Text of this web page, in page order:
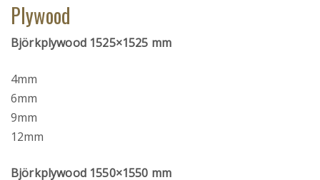
Plywood
Björkplywood 1525×1525 mm
4mm
6mm
9mm
12mm
Björkplywood 1550×1550 mm